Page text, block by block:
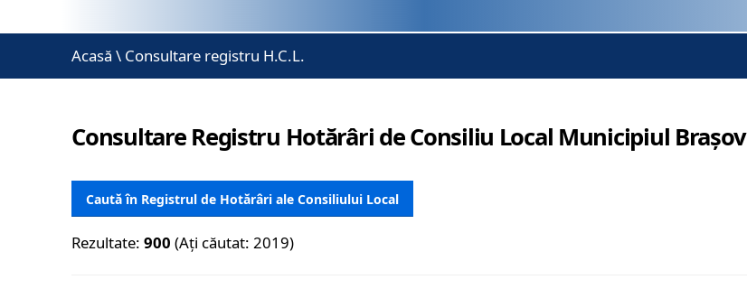
Acasă \ Consultare registru H.C.L.
Consultare Registru Hotărâri de Consiliu Local Municipiul Brașov
Caută în Registrul de Hotărâri ale Consiliului Local
Rezultate:900 (Ați căutat: 2019)